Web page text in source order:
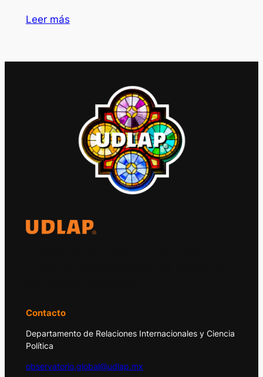
Leer más
Contacto
Departamento de Relaciones Internacionales y Ciencia
Política
observatorio.global@udlap.mx